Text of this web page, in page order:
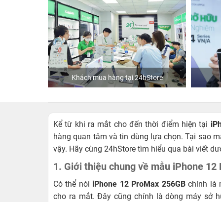
Khách mua hàng tại 24hStore
Kể từ khi ra mắt cho đến thời điểm hiện tại
hàng quan tâm và tin dùng lựa chọn. Tại sao
vậy. Hãy cùng 24hStore tìm hiểu qua bài viết
1. Giới thiệu chung về mẫu iPhone 12
Có thể nói iPhone 12 ProMax 256GBchính là
cho ra mắt. Đây cũng chính là dòng máy sở